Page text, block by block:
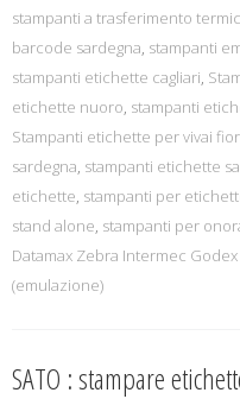
stampanti a trasferimento
barcode sardegna, stampanti
stampanti etichette cagliari,
etichette nuoro, stampanti
Stampanti etichette per vivai
sardegna, stampanti etichette
etichette, stampanti per
stand alone, stampanti per
Datamax Zebra Intermec
(emulazione)
SATO : stampare